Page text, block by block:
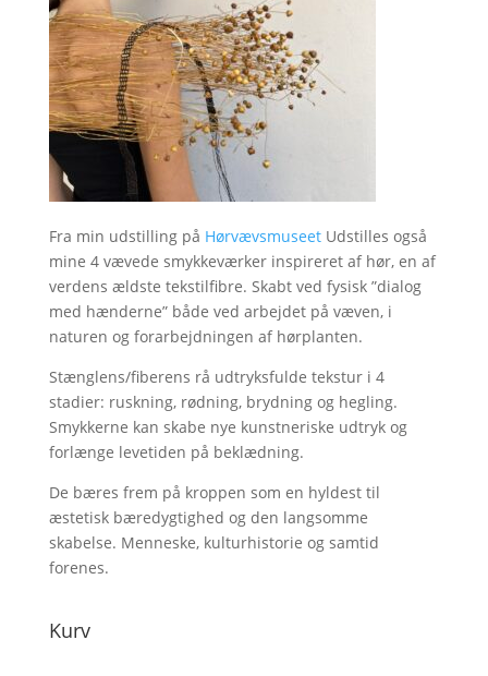
Fra min udstilling på HørvævsmuseetUdstilles også
mine 4 vævede smykkeværker inspireret af hør, en af
verdens ældste tekstilfibre. Skabt ved fysisk ”dialog
med hænderne” både ved arbejdet på væven, i
naturen og forarbejdningen af hørplanten.
Stænglens/fiberens rå udtryksfulde tekstur i 4
stadier: ruskning, rødning, brydning og hegling.
Smykkerne kan skabe nye kunstneriske udtryk og
forlænge levetiden på beklædning.
De bæres frem på kroppen som en hyldest til
æstetisk bæredygtighed og den langsomme
skabelse. Menneske, kulturhistorie og samtid
forenes.
Kurv